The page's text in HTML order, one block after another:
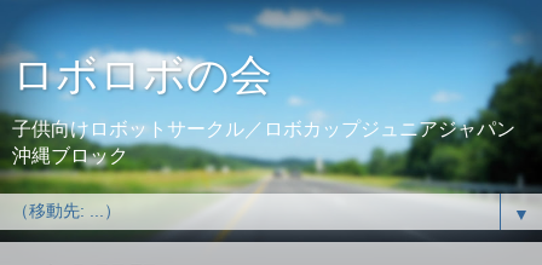
ロボロボの会
子供向けロボットサークル／ロボカップジュニアジャパン
沖縄ブロック
▼